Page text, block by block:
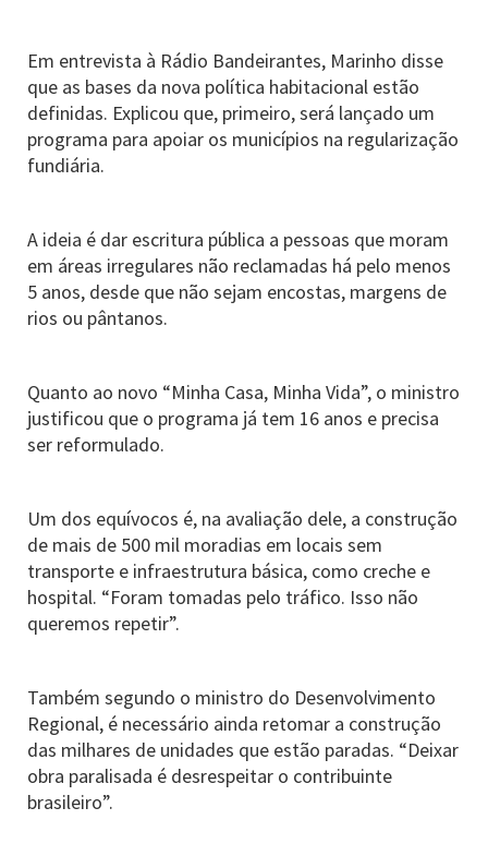
Em entrevista à Rádio Bandeirantes, Marinho disse
que as bases da nova política habitacional estão
definidas. Explicou que, primeiro, será lançado um
programa para apoiar os municípios na regularização
fundiária.
A ideia é dar escritura pública a pessoas que moram
em áreas irregulares não reclamadas há pelo menos
5 anos, desde que não sejam encostas, margens de
rios ou pântanos.
Quanto ao novo “Minha Casa, Minha Vida”, o ministro
justificou que o programa já tem 16 anos e precisa
ser reformulado.
Um dos equívocos é, na avaliação dele, a construção
de mais de 500 mil moradias em locais sem
transporte e infraestrutura básica, como creche e
hospital. “Foram tomadas pelo tráfico. Isso não
queremos repetir”.
Também segundo o ministro do Desenvolvimento
Regional, é necessário ainda retomar a construção
das milhares de unidades que estão paradas. “Deixar
obra paralisada é desrespeitar o contribuinte
brasileiro”.